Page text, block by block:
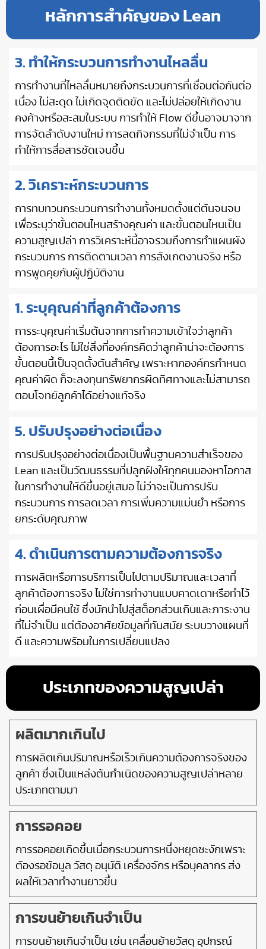
หลักการสำคัญของ Lean
1. ระบุคุณค่าที่ลูกค้าต้องการ
การระบุคุณค่าเริ่มต้นจากการทำความเข้าใจว่าลูกค้า
ต้องการอะไร ไม่ใช่สิ่งที่องค์กรคิดว่าลูกค้าน่าจะต้องการ
ขั้นตอนนี้เป็นจุดตั้งต้นสำคัญ เพราะหากองค์กรกำหนด
คุณค่าผิด ก็จะลงทุนทรัพยากรผิดทิศทางและไม่สามารถ
ตอบโจทย์ลูกค้าได้อย่างแท้จริง
2. วิเคราะห์กระบวนการ
การทบทวนกระบวนการทำงานทั้งหมดตั้งแต่ต้นจนจบ
เพื่อระบุว่าขั้นตอนไหนสร้างคุณค่า และขั้นตอนไหนเป็น
ความสูญเปล่า การวิเคราะห์นี้อาจรวมถึงการทำแผนผัง
กระบวนการ การติดตามเวลา การสังเกตงานจริง หรือ
การพูดคุยกับผู้ปฏิบัติงาน
3. ทำให้กระบวนการทำงานไหลลื่น
การทำงานที่ไหลลื่นหมายถึงกระบวนการที่เชื่อมต่อกันต่อ
เนื่อง ไม่สะดุด ไม่เกิดจุดติดขัด และไม่ปล่อยให้เกิดงาน
คงค้างหรือสะสมในระบบ การทำให้ Flow ดีขึ้นอาจมาจาก
การจัดลำดับงานใหม่ การลดกิจกรรมที่ไม่จำเป็น การ
ทำให้การสื่อสารชัดเจนขึ้น
4. ดำเนินการตามความต้องการจริง
การผลิตหรือการบริการเป็นไปตามปริมาณและเวลาที่
ลูกค้าต้องการจริง ไม่ใช่การทำงานแบบคาดเดาหรือทำไว้
ก่อนเผื่อมีคนใช้ ซึ่งมักนำไปสู่สต็อกส่วนเกินและภาระงาน
ที่ไม่จำเป็น แต่ต้องอาศัยข้อมูลที่ทันสมัย ระบบวางแผนที่
ดี และความพร้อมในการเปลี่ยนแปลง
5. ปรับปรุงอย่างต่อเนื่อง
การปรับปรุงอย่างต่อเนื่องเป็นพื้นฐานความสำเร็จของ
Lean และเป็นวัฒนธรรมที่ปลูกฝังให้ทุกคนมองหาโอกาส
ในการทำงานให้ดีขึ้นอยู่เสมอ ไม่ว่าจะเป็นการปรับ
กระบวนการ การลดเวลา การเพิ่มความแม่นยำ หรือการ
ยกระดับคุณภาพ
ประเภทของความสูญเปล่า
ผลิตมากเกินไป
การผลิตเกินปริมาณหรือเร็วเกินความต้องการจริงของ
ลูกค้า ซึ่งเป็นแหล่งต้นกำเนิดของความสูญเปล่าหลาย
ประเภทตามมา
การรอคอย
การรอคอยเกิดขึ้นเมื่อกระบวนการหนึ่งหยุดชะงักเพราะ
ต้องรอข้อมูล วัสดุ อนุมัติ เครื่องจักร หรือบุคลากร ส่ง
ผลให้เวลาทำงานยาวขึ้น
การขนย้ายเกินจำเป็น
การขนย้ายเกินจำเป็น เช่น เคลื่อนย้ายวัสดุ อุปกรณ์